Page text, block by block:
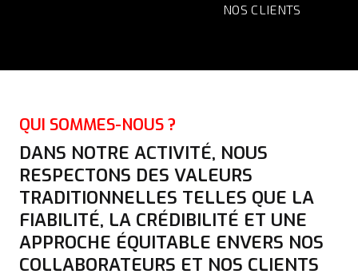
NOS CLIENTS
QUI SOMMES-NOUS ?
DANS NOTRE ACTIVITÉ, NOUS
RESPECTONS DES VALEURS
TRADITIONNELLES TELLES QUE LA
FIABILITÉ, LA CRÉDIBILITÉ ET UNE
APPROCHE ÉQUITABLE ENVERS NOS
COLLABORATEURS ET NOS CLIENTS